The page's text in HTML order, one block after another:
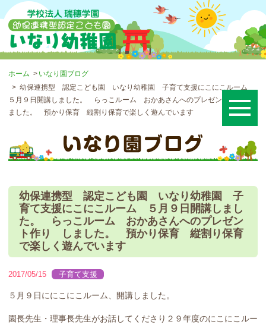
ホーム
いなり園ブログ
幼保連携型 認定こども園 いなり幼稚園 子育て支援にこにこルーム
５月９日開講しました。 らっこルーム おかあさんへのプレゼント作り し
ました。 預かり保育 縦割り保育で楽しく遊んでいます
幼保連携型 認定こども園 いなり幼稚園 子
育て支援にこにこルーム ５月９日開講しまし
た。 らっこルーム おかあさんへのプレゼン
ト作り しました。 預かり保育 縦割り保育
で楽しく遊んでいます
2017/05/15 子育て支援
５月９日ににこにこルーム、開講しました。
園長先生・理事長先生がお話してくださり２９年度のにこにこルー